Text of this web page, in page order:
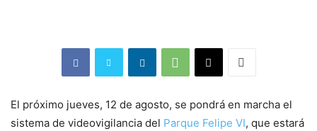
El próximo jueves, 12 de agosto, se pondrá en marcha el
sistema de videovigilancia del Parque Felipe VI, que estará